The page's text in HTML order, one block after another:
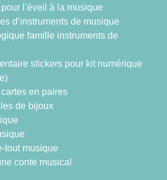
l’éveil à la musique
d’instruments de musique
famille instruments de
stickers pour kit numérique
en paires
de bijoux
tout musique
conte musical